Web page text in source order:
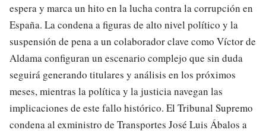
espera y marca un hito en la lucha contra la corrupción en
España. La condena a figuras de alto nivel político y la
suspensión de pena a un colaborador clave como Víctor de
Aldama configuran un escenario complejo que sin duda
seguirá generando titulares y análisis en los próximos
meses, mientras la política y la justicia navegan las
implicaciones de este fallo histórico. El Tribunal Supremo
condena al exministro de Transportes José Luis Ábalos a